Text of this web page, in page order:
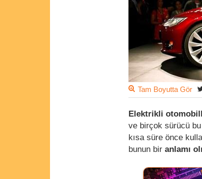
Tam Boyutta Gör
Elektrikli
ve birçok sürücü
kısa süre önce
bunun bir anlamı